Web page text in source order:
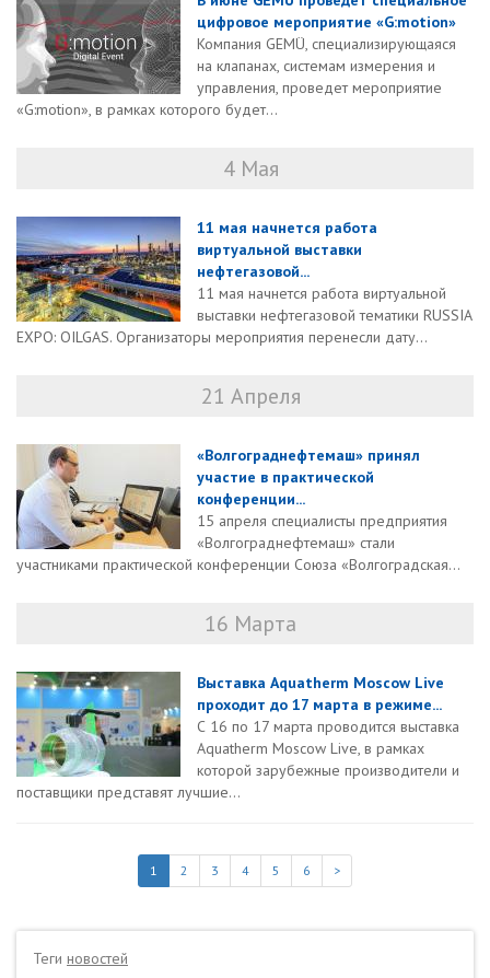
цифровое мероприятие «G:motion»
Компания GEMÜ, специализирующаяся
на клапанах, системам измерения и
управления, проведет мероприятие
«G:motion», в рамках которого будет...
4 Мая
11 мая начнется работа
виртуальной выставки
нефтегазовой...
11 мая начнется работа виртуальной
выставки нефтегазовой тематики RUSSIA
EXPO: OILGAS. Организаторы мероприятия перенесли дату...
21 Апреля
«Волгограднефтемаш» принял
участие в практической
конференции...
15 апреля специалисты предприятия
«Волгограднефтемаш» стали
участниками практической конференции Союза «Волгоградская...
16 Марта
Выставка Aquatherm Moscow Live
проходит до 17 марта в режиме...
С 16 по 17 марта проводится выставка
Aquatherm Moscow Live, в рамках
которой зарубежные производители и
поставщики представят лучшие...
1 2 3 4 5 6 >
Теги новостей